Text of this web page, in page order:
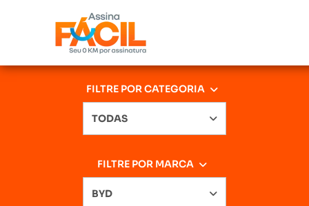
FILTRE POR CATEGORIA
TODAS
FILTRE POR MARCA
BYD